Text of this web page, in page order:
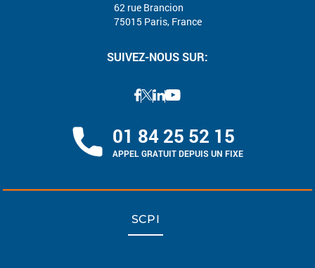
62 rue Brancion
75015 Paris, France
SUIVEZ-NOUS SUR:
01 84 25 52 15
APPEL GRATUIT DEPUIS UN FIXE
SCPI